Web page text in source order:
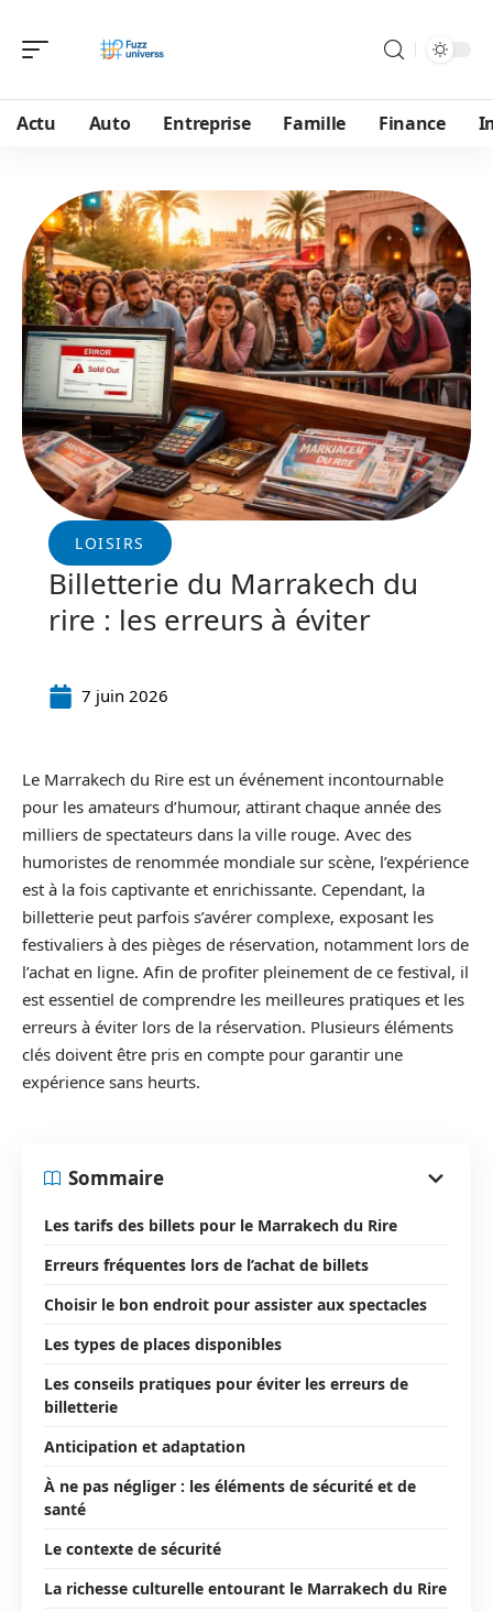
Actu Auto Entreprise Famille Finance
LOISIRS
Billetterie du Marrakech du
rire : les erreurs à éviter
7 juin 2026
Le Marrakech du Rire est un événement incontournable
pour les amateurs d’humour, attirant chaque année des
milliers de spectateurs dans la ville rouge. Avec des
humoristes de renommée mondiale sur scène, l’expérience
est à la fois captivante et enrichissante. Cependant, la
billetterie peut parfois s’avérer complexe, exposant les
festivaliers à des pièges de réservation, notamment lors de
l’achat en ligne. Afin de profiter pleinement de ce festival, il
est essentiel de comprendre les meilleures pratiques et les
erreurs à éviter lors de la réservation. Plusieurs éléments
clés doivent être pris en compte pour garantir une
expérience sans heurts.
Sommaire
Les tarifs des billets pour le Marrakech du Rire
Erreurs fréquentes lors de l’achat de billets
Choisir le bon endroit pour assister aux spectacles
Les types de places disponibles
Les conseils pratiques pour éviter les erreurs de
billetterie
Anticipation et adaptation
À ne pas négliger : les éléments de sécurité et de
santé
Le contexte de sécurité
La richesse culturelle entourant le Marrakech du Rire